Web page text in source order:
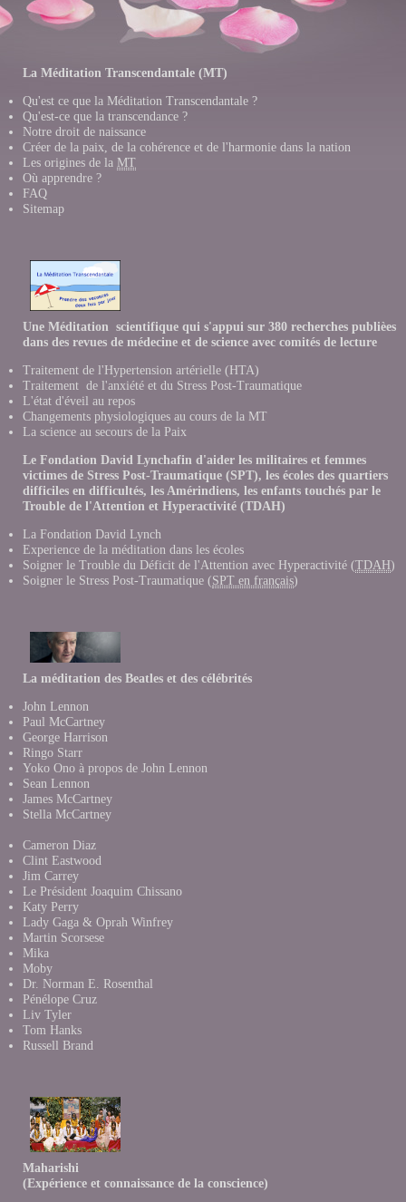
La Méditation Transcendantale (MT)
Qu'est ce que la Méditation Transcendantale ?
Qu'est-ce que la transcendance ?
Notre droit de naissance
Créer de la paix, de la cohérence et de l'harmonie dans la nation
Les origines de la MT
Où apprendre ?
FAQ
Sitemap
Une Méditation scientifique qui s'appui sur 380 recherches publièes
dans des revues de médecine et de science avec comités de lecture
Traitement de l'Hypertension artérielle (HTA)
Traitement de l'anxiété et du Stress Post-Traumatique
L'état d'éveil au repos
Changements physiologiques au cours de la MT
La science au secours de la Paix
Le Fondation David Lynchafin d'aider les militaires et femmes
victimes de Stress Post-Traumatique (SPT), les écoles des quartiers
difficiles en difficultés, les Amérindiens, les enfants touchés par le
Trouble de l'Attention et Hyperactivité (TDAH)
La Fondation David Lynch
Experience de la méditation dans les écoles
Soigner le Trouble du Déficit de l'Attention avec Hyperactivité (TDAH)
Soigner le Stress Post-Traumatique (SPT en français)
La méditation des Beatles et des célébrités
John Lennon
Paul McCartney
George Harrison
Ringo Starr
Yoko Ono à propos de John Lennon
Sean Lennon
James McCartney
Stella McCartney
Cameron Diaz
Clint Eastwood
Jim Carrey
Le Président Joaquim Chissano
Katy Perry
Lady Gaga & Oprah Winfrey
Martin Scorsese
Mika
Moby
Dr. Norman E. Rosenthal
Pénélope Cruz
Liv Tyler
Tom Hanks
Russell Brand
Maharishi
(Expérience et connaissance de la conscience)